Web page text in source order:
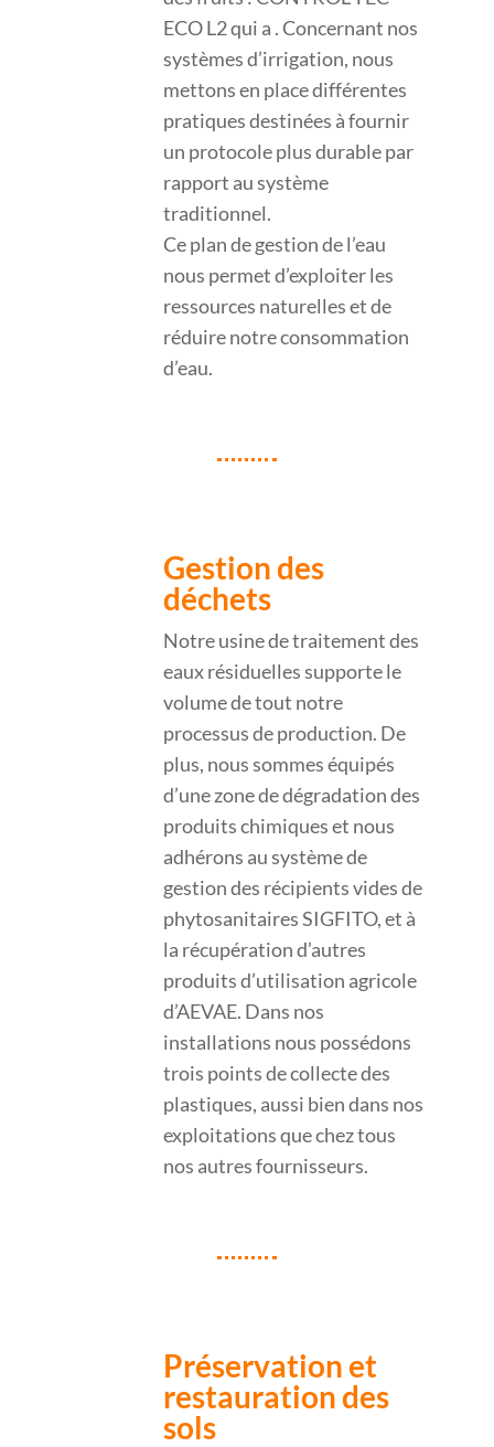
ECO L2 qui a . Concernant nos
systèmes d’irrigation, nous
mettons en place différentes
pratiques destinées à fournir
un protocole plus durable par
rapport au système
traditionnel.
Ce plan de gestion de l’eau
nous permet d’exploiter les
ressources naturelles et de
réduire notre consommation
d’eau.
Gestion des
déchets
Notre usine de traitement des
eaux résiduelles supporte le
volume de tout notre
processus de production. De
plus, nous sommes équipés
d’une zone de dégradation des
produits chimiques et nous
adhérons au système de
gestion des récipients vides de
phytosanitaires SIGFITO, et à
la récupération d’autres
produits d’utilisation agricole
d’AEVAE. Dans nos
installations nous possédons
trois points de collecte des
plastiques, aussi bien dans nos
exploitations que chez tous
nos autres fournisseurs.
Préservation et
restauration des
sols